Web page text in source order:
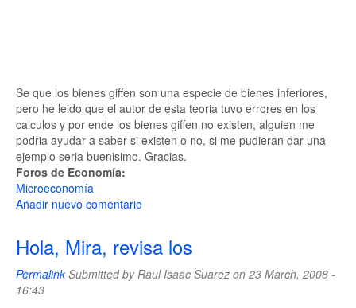
Se que los bienes giffen son una especie de bienes inferiores,
pero he leido que el autor de esta teoria tuvo errores en los
calculos y por ende los bienes giffen no existen, alguien me
podria ayudar a saber si existen o no, si me pudieran dar una
ejemplo seria buenisimo. Gracias.
Foros de Economía:
Microeconomía
Añadir nuevo comentario
Hola, Mira, revisa los
PermalinkSubmitted byRaul Isaac Suarez on 23 March, 2008 -
16:43